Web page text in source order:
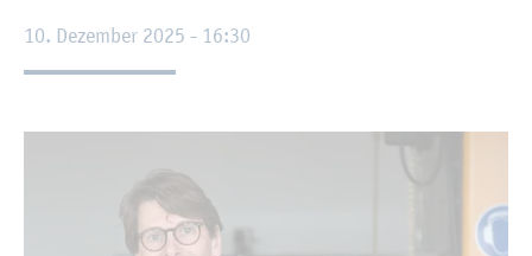
10. De­zem­ber 2025 - 16:30